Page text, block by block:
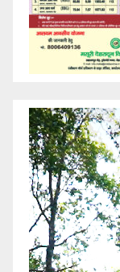
Video
Player